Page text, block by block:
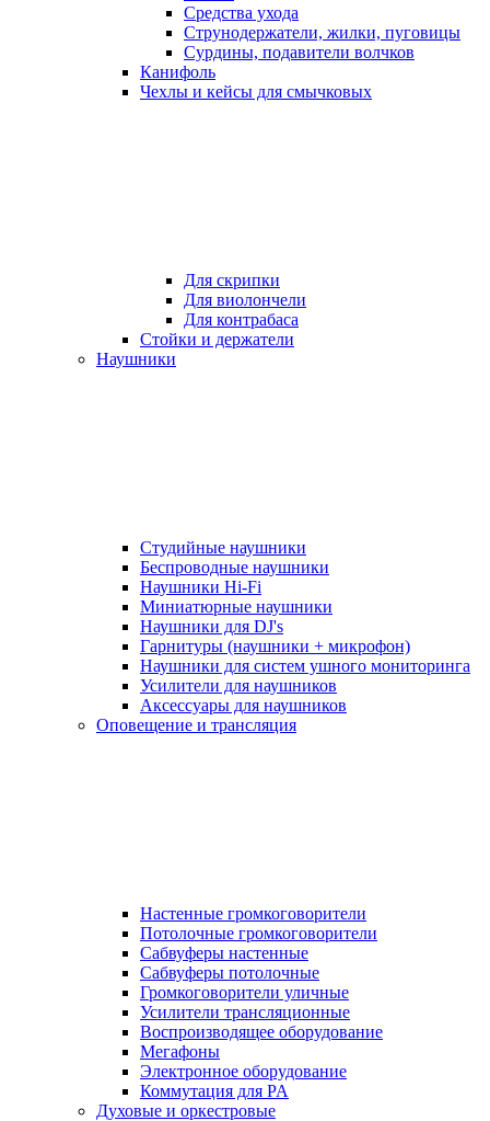
Средства ухода
Струнодержатели, жилки, пуговицы
Сурдины, подавители волчков
Канифоль
Чехлы и кейсы для смычковых
Для скрипки
Для виолончели
Для контрабаса
Стойки и держатели
Наушники
Студийные наушники
Беспроводные наушники
Наушники Hi-Fi
Миниатюрные наушники
Наушники для DJ's
Гарнитуры (наушники + микрофон)
Наушники для систем ушного мониторинга
Усилители для наушников
Аксессуары для наушников
Оповещение и трансляция
Настенные громкоговорители
Потолочные громкоговорители
Сабвуферы настенные
Сабвуферы потолочные
Громкоговорители уличные
Усилители трансляционные
Воспроизводящее оборудование
Мегафоны
Электронное оборудование
Коммутация для PA
Духовые и оркестровые